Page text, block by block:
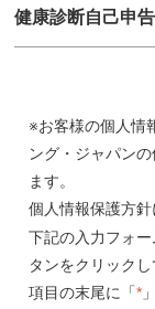
健康診断自己申
※お客様の個人情
ング・ジャパン
ます。
個人情報保護方針
下記の入力フォ
タンをクリックし
項目の末尾に「*